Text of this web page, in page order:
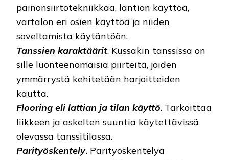
painonsiirtotekniikkaa, lantion käyttöä,
vartalon eri osien käyttöä ja niiden
soveltamista käytäntöön.
Tanssien karaktäärit. Kussakin tanssissa on
sille luonteenomaisia piirteitä, joiden
ymmärrystä kehitetään harjoitteiden
kautta.
Flooring eli lattian ja tilan käyttö. Tarkoittaa
liikkeen ja askelten suuntia käytettävissä
olevassa tanssitilassa.
Parityöskentely. Parityöskentelyä